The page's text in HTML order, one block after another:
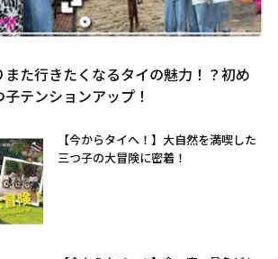
また行きたくなるタイの魅力！？初め
テンションアップ！
【今からタイへ！】大自然を満喫した
三つ子の大冒険に密着！